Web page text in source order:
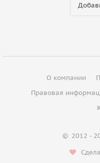
О компании
Правовая
© 2012 -